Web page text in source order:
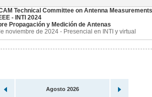
Technical Committee on Antenna Measurements
- INTI 2024
Propagación y Medición de Antenas
noviembre de 2024 - Presencial en INTI y virtual
Agosto 2026